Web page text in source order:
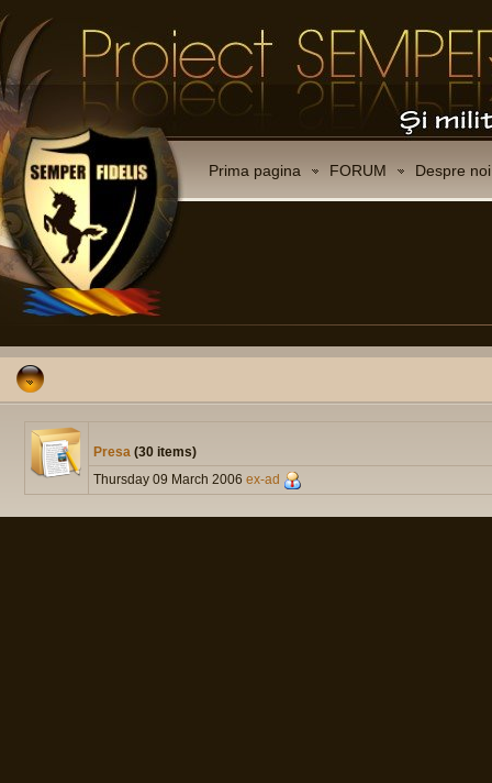
Prima pagina FORUM Despre noi
Presa (30 items)
Thursday 09 March 2006 ex-ad